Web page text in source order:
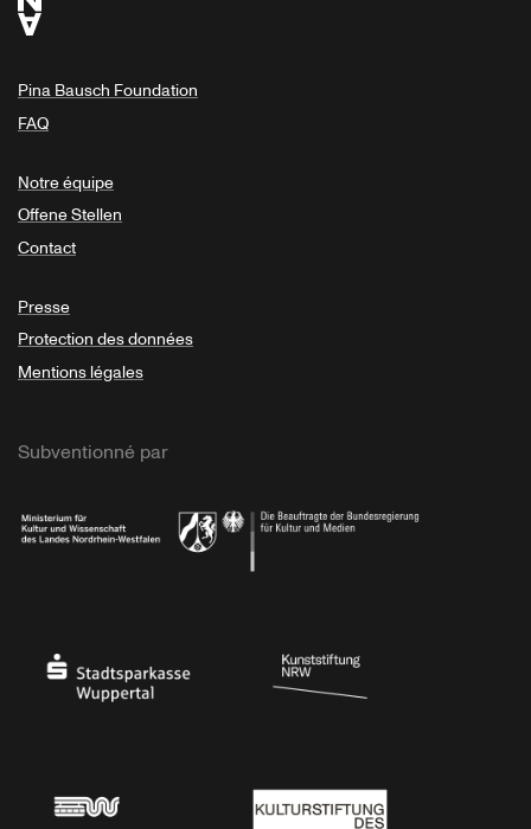
Pina Bausch Foundation
FAQ
Notre équipe
Offene Stellen
Contact
Presse
Protection des données
Mentions légales
Subventionné par